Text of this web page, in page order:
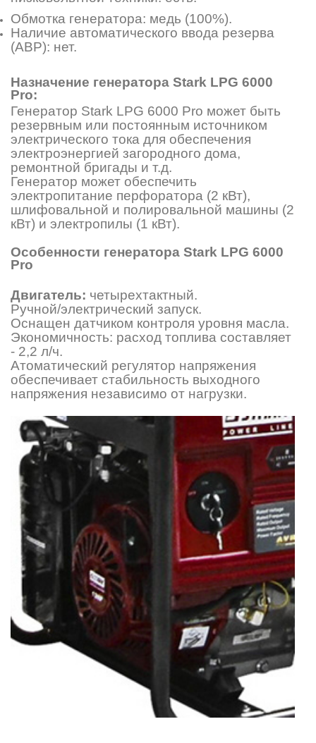
Обмотка генератора: медь (100%).
Наличие автоматического ввода резерва
(АВР): нет.
Назначение генератора Stark LPG 6000
Pro:
Генератор Stark LPG 6000 Pro может быть
резервным или постоянным источником
электрического тока для обеспечения
электроэнергией загородного дома,
ремонтной бригады и т.д.
Генератор может обеспечить
электропитание перфоратора (2 кВт),
шлифовальной и полировальной машины (2
кВт) и электропилы (1 кВт).
Особенности генератора Stark LPG 6000
Pro
Двигатель: четырехтактный.
Ручной/электрический запуск.
Оснащен датчиком контроля уровня масла.
Экономичность: расход топлива составляет
- 2,2 л/ч.
Атоматический регулятор напряжения
обеспечивает стабильность выходного
напряжения независимо от нагрузки.